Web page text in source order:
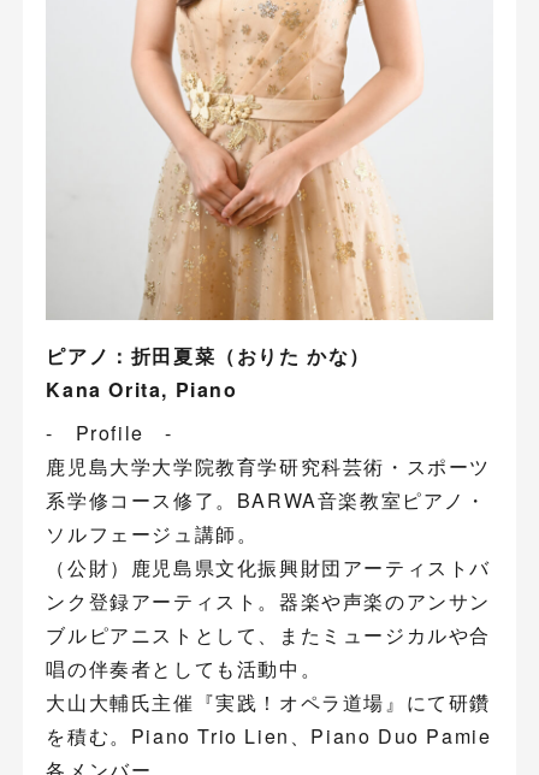
ピアノ：折田夏菜（おりた かな）
Kana Orita, Piano
- Profile -
鹿児島大学大学院教育学研究科芸術・スポーツ
系学修コース修了。BARWA音楽教室ピアノ・
ソルフェージュ講師。
（公財）鹿児島県文化振興財団アーティストバ
ンク登録アーティスト。器楽や声楽のアンサン
ブルピアニストとして、またミュージカルや合
唱の伴奏者としても活動中。
大山大輔氏主催『実践！オペラ道場』にて研鑽
を積む。Piano Trio Lien、Piano Duo Pamie
各メンバー。